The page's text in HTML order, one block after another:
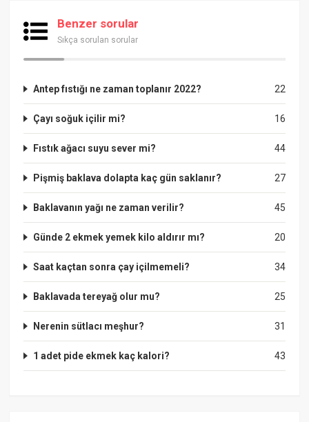
Benzer sorular
Sıkça sorulan sorular
22
Antep fıstığı ne zaman toplanır 2022?
16
Çayı soğuk içilir mi?
44
Fıstık ağacı suyu sever mi?
27
Pişmiş baklava dolapta kaç gün saklanır?
45
Baklavanın yağı ne zaman verilir?
20
Günde 2 ekmek yemek kilo aldırır mı?
34
Saat kaçtan sonra çay içilmemeli?
25
Baklavada tereyağ olur mu?
31
Nerenin sütlacı meşhur?
43
1 adet pide ekmek kaç kalori?